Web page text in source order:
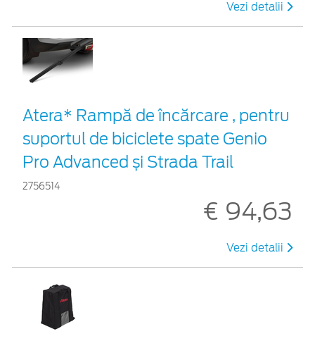
Vezi detalii
Atera* Rampă de încărcare , pentru
suportul de biciclete spate Genio
Pro Advanced și Strada Trail
2756514
€ 94,63
Vezi detalii